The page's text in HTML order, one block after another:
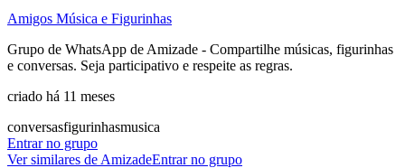
Amigos Música e Figurinhas
Grupo de WhatsApp de Amizade - Compartilhe músicas, figurinhas
e conversas. Seja participativo e respeite as regras.
criado há 11 meses
conversasfigurinhasmusica
Entrar no grupo
Ver similares de AmizadeEntrar no grupo